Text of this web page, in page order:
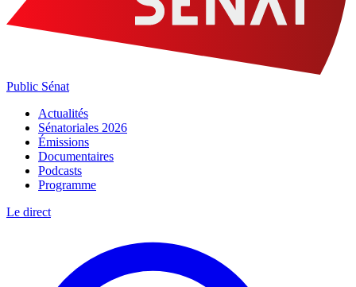
Public Sénat
Actualités
Sénatoriales 2026
Émissions
Documentaires
Podcasts
Programme
Le direct